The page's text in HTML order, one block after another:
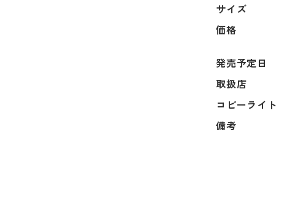
サイズ
価格
発売予定日
取扱店
コピーライト
備考